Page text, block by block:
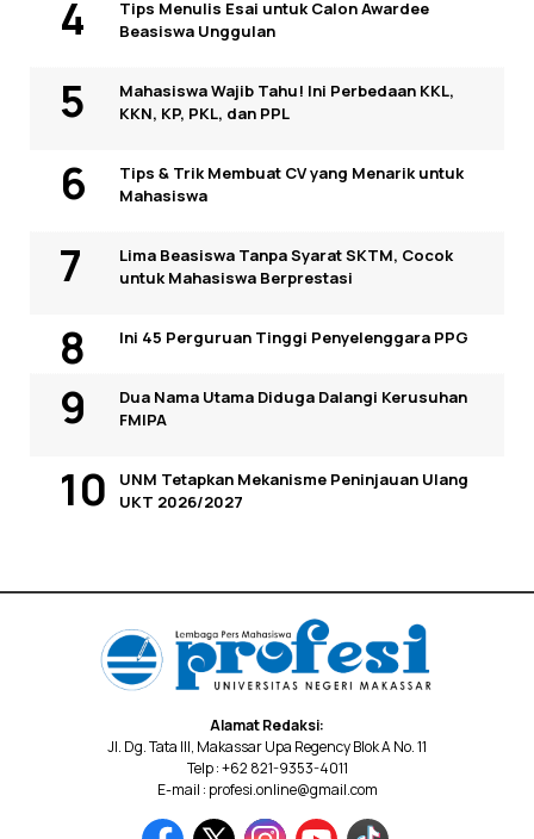
Tips Menulis Esai untuk Calon Awardee
Beasiswa Unggulan
Mahasiswa Wajib Tahu! Ini Perbedaan KKL,
KKN, KP, PKL, dan PPL
Tips & Trik Membuat CV yang Menarik untuk
Mahasiswa
Lima Beasiswa Tanpa Syarat SKTM, Cocok
untuk Mahasiswa Berprestasi
Ini 45 Perguruan Tinggi Penyelenggara PPG
Dua Nama Utama Diduga Dalangi Kerusuhan
FMIPA
UNM Tetapkan Mekanisme Peninjauan Ulang
UKT 2026/2027
Alamat Redaksi:
Jl. Dg. Tata III, Makassar Upa Regency Blok A No. 11
Telp : +62 821-9353-4011
E-mail : profesi.online@gmail.com